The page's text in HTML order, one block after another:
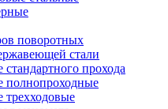
поворотных
стали
прохода